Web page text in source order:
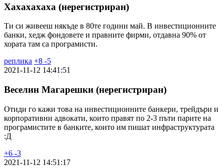
Хахахахаха (нерегистриран)
Ти си живееш някъде в 80те години май. В инвестиционните
банки, хедж фондовете и правните фирми, отдавна 90% от
хората там са програмисти.
реплика +8 -5
2021-11-12 14:41:51
Веселин Магарешки (нерегистриран)
Отиди го кажи това на инвестиционните банкери, трейдъри и
корпоративни адвокати, които правят по 2-3 пъти парите на
програмистите в банките, които им пишат инфраструктурата
:Д
+6 -3
2021-11-12 14:51:17